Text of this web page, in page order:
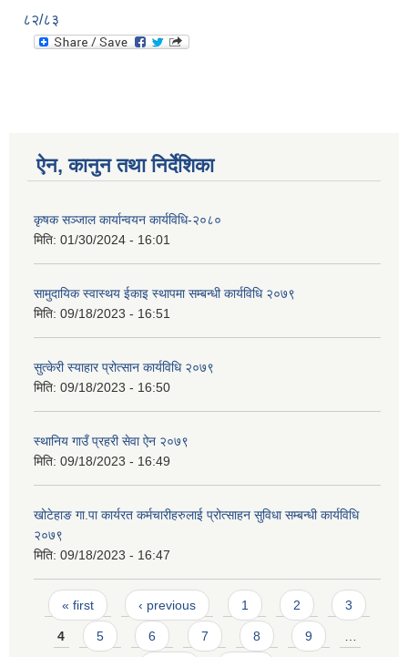
८२/८३
ऐन, कानुन तथा निर्देशिका
कृषक सञ्जाल कार्यान्वयन कार्यविधि-२०८०
मिति: 01/30/2024 - 16:01
सामुदायिक स्वास्थय ईकाइ स्थापमा सम्बन्धी कार्यविधि २०७९
मिति: 09/18/2023 - 16:51
सुत्केरी स्याहार प्रोत्सान कार्यविधि २०७९
मिति: 09/18/2023 - 16:50
स्थानिय गाउँ प्रहरी सेवा ऐन २०७९
मिति: 09/18/2023 - 16:49
खोटेहाङ गा.पा कार्यरत कर्मचारीहरुलाई प्रोत्साहन सुविधा सम्बन्धी कार्यविधि
२०७९
मिति: 09/18/2023 - 16:47
Pages
« first ‹ previous 1 2 3
4 5 6 7 8 9